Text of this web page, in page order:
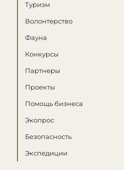
Туризм
Волонтерство
Фауна
Конкурсы
Партнеры
Проекты
Помощь бизнеса
Экопрос
Безопасность
Экспедиции